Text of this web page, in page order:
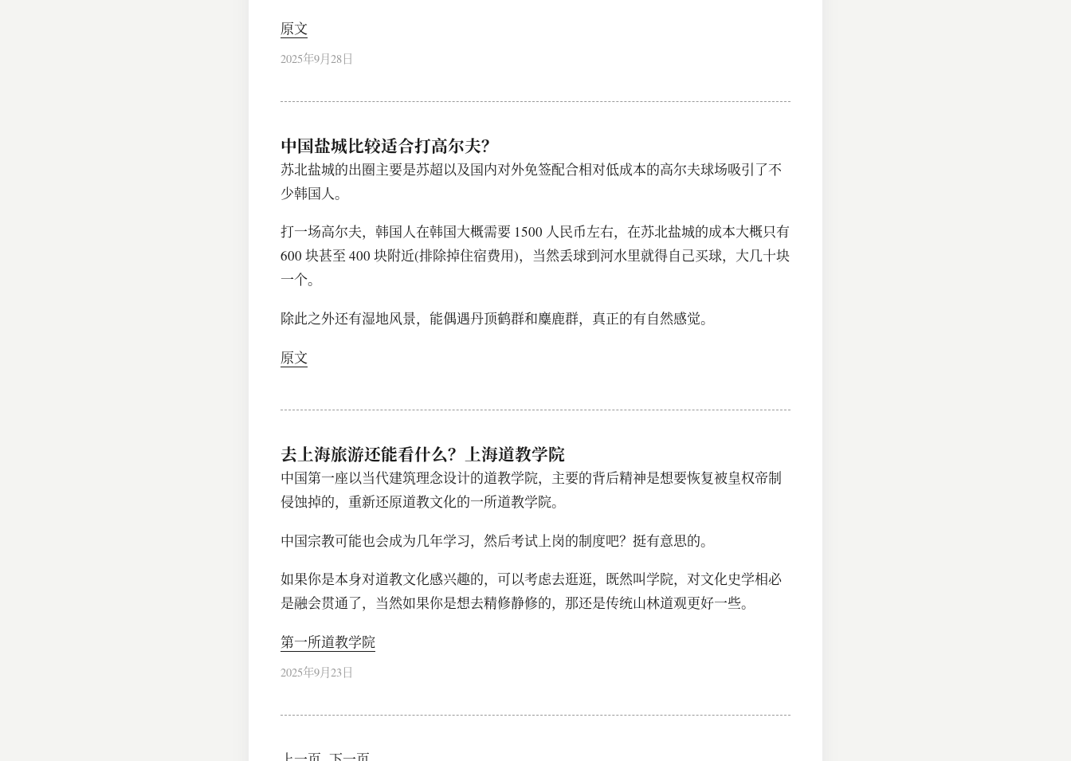
原文
2025年9月28日
中国盐城比较适合打高尔夫？
苏北盐城的出圈主要是苏超以及国内对外免签配合相对低成本的高尔夫球场吸引了不
少韩国人。
打一场高尔夫，韩国人在韩国大概需要 1500 人民币左右，在苏北盐城的成本大概只有
600 块甚至 400 块附近(排除掉住宿费用)，当然丢球到河水里就得自己买球，大几十块
一个。
除此之外还有湿地风景，能偶遇丹顶鹤群和麋鹿群，真正的有自然感觉。
原文
去上海旅游还能看什么？上海道教学院
中国第一座以当代建筑理念设计的道教学院，主要的背后精神是想要恢复被皇权帝制
侵蚀掉的，重新还原道教文化的一所道教学院。
中国宗教可能也会成为几年学习，然后考试上岗的制度吧？挺有意思的。
如果你是本身对道教文化感兴趣的，可以考虑去逛逛，既然叫学院，对文化史学相必
是融会贯通了，当然如果你是想去精修静修的，那还是传统山林道观更好一些。
第一所道教学院
2025年9月23日